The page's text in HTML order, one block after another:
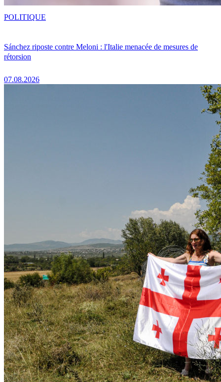
Sánchez riposte contre Meloni : l'Italie menacée de mesures de
rétorsion
07.08.2026
POLITIQUE